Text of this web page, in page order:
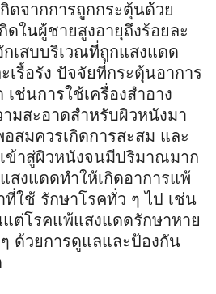
ดจากการถูกกระตุ้นด้วย
ในผู้ชายสูงอายุถึงร้อยละ
เสบบริเวณที่ถูกแสงแดด
เรื้อรัง ปัจจัยที่กระตุ้นอาการ
ช่นการใช้เครื่องสำอาง
สะอาดสำหรับผิวหนังมา
สมควรเกิดการสะสม และ
ข้าสู่ผิวหนังจนมีปริมาณมาก
งแดดทำให้เกิดอาการแพ้
ใช้ รักษาโรคทั่ว ๆ ไป เช่น
ต่โรคแพ้แสงแดดรักษาหาย
ด้วยการดูแลและป้องกัน